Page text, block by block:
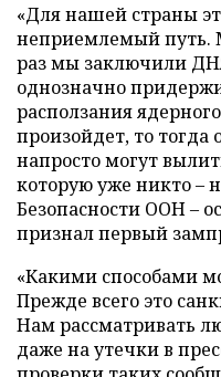
«Для нашей страны
неприемлемый путь.
раз мы заключили
однозначно
расползания
произойдет, то
напросто могут
которую уже никто –
Безопасности ООН –
признал первый
«Какими способами
Прежде всего это
Нам рассматривать
даже на утечки в